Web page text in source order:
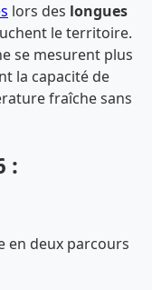
lors des longues
le territoire.
se mesurent plus
la capacité de
fraîche sans
:
en deux parcours